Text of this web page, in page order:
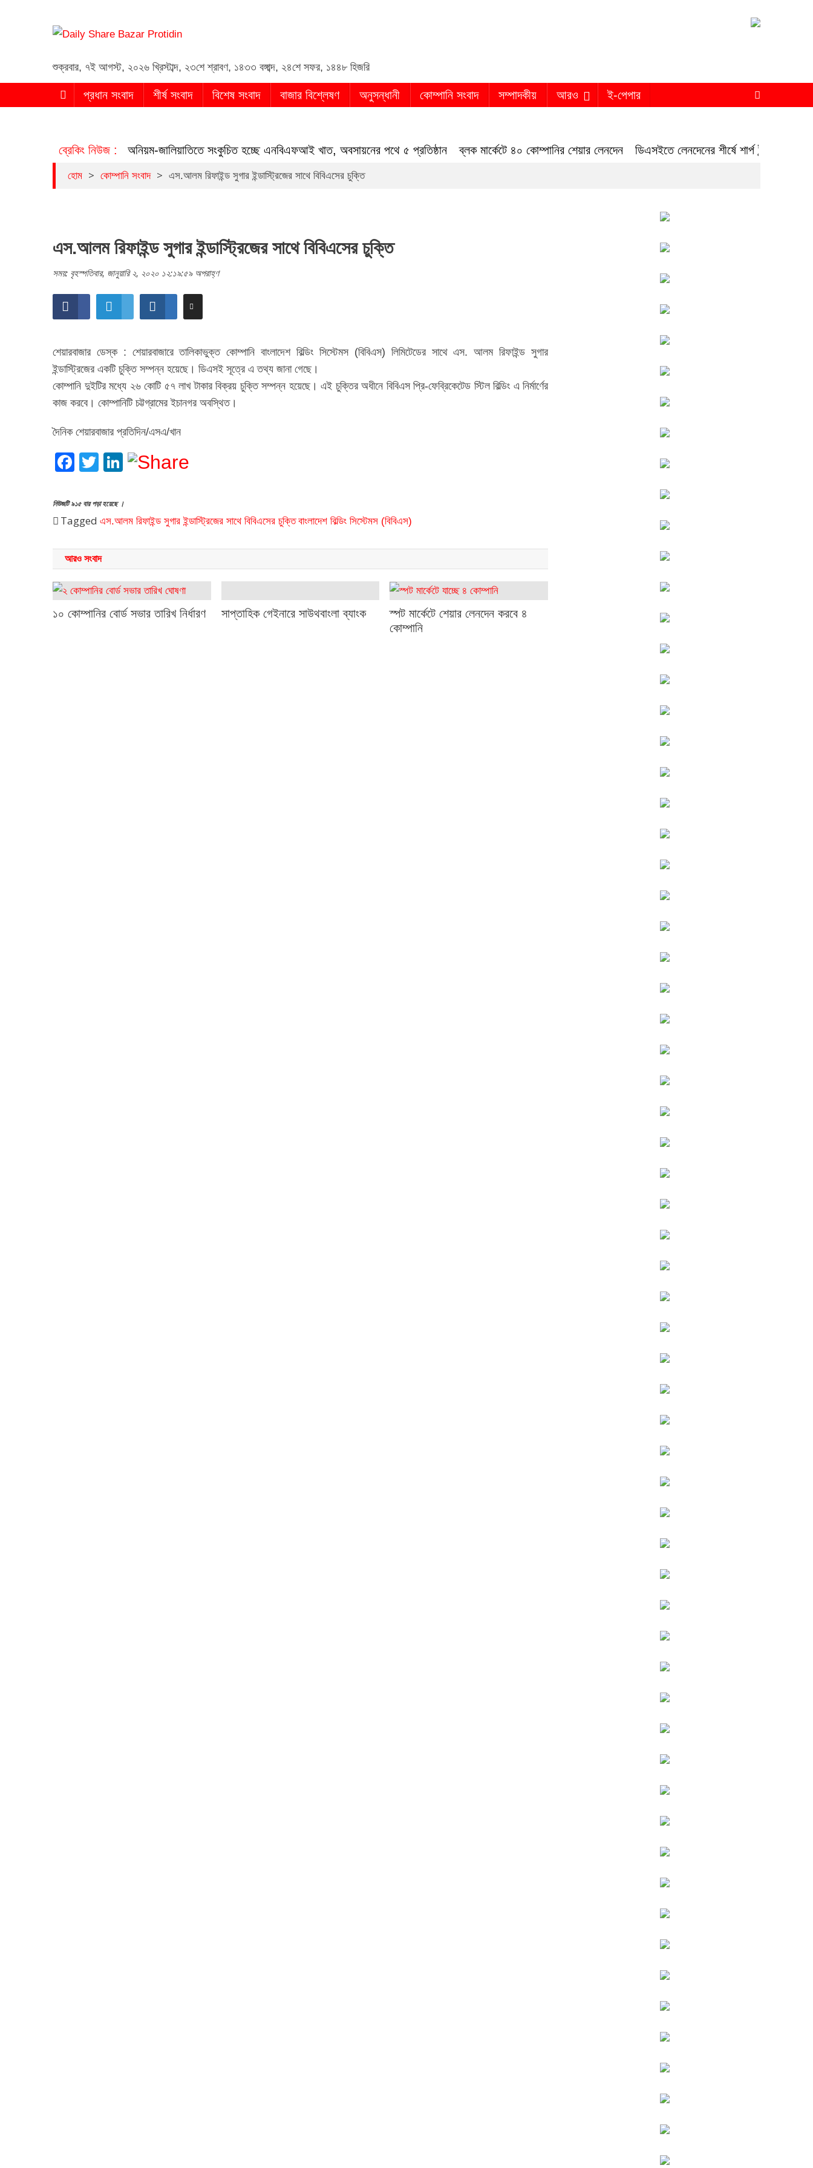
শুক্রবার, ৭ই আগস্ট, ২০২৬ খ্রিস্টাব্দ, ২৩শে শ্রাবণ, ১৪৩৩ বঙ্গাব্দ, ২৪শে সফর, ১৪৪৮ হিজরি
প্রধান সংবাদ শীর্ষ সংবাদ বিশেষ সংবাদ বাজার বিশ্লেষণ অনুসন্ধানী কোম্পানি সংবাদ সম্পাদকীয় আরও ই-পেপার
ব্রেকিং নিউজ : অনিয়ম-জালিয়াতিতে সংকুচিত হচ্ছে এনবিএফআই খাত, অবসায়নের পথে ৫ প্রতিষ্ঠান ব্লক মার্কেটে ৪০ কোম্পানির শেয়ার লেনদেন ডিএসইতে লেনদেনের শীর্ষে শার্প ইন্ডাস্ট্রিজ
হোম > কোম্পানি সংবাদ > এস.আলম রিফাইন্ড সুগার ইন্ডাস্ট্রিজের সাথে বিবিএসের চুক্তি
এস.আলম রিফাইন্ড সুগার ইন্ডাস্ট্রিজের সাথে বিবিএসের চুক্তি
সময়: বৃহস্পতিবার, জানুয়ারি ২, ২০২০ ১২:১৯:৫৯ অপরাহ্ণ
শেয়ারবাজার ডেস্ক : শেয়ারবাজারে তালিকাভুক্ত কোম্পানি বাংলাদেশ বিল্ডিং সিস্টেমস (বিবিএস) লিমিটেডের সাথে এস. আলম রিফাইন্ড সুগার
ইন্ডাস্ট্রিজের একটি চুক্তি সম্পন্ন হয়েছে। ডিএসই সূত্রে এ তথ্য জানা গেছে।
কোম্পানি দুইটির মধ্যে ২৬ কোটি ৫৭ লাখ টাকার বিক্রয় চুক্তি সম্পন্ন হয়েছে। এই চুক্তির অধীনে বিবিএস প্রি-ফেব্রিকেটেড স্টিল বিল্ডিং এ নির্মার্ণের
কাজ করবে। কোম্পানিটি চট্টগ্রামের ইচানগর অবস্থিত।
দৈনিক শেয়ারবাজার প্রতিদিন/এসএ/খান
Facebook
Twitter
LinkedIn
নিউজটি ৯১৫ বার পড়া হয়েছে ।
Tagged এস.আলম রিফাইন্ড সুগার ইন্ডাস্ট্রিজের সাথে বিবিএসের চুক্তি বাংলাদেশ বিল্ডিং সিস্টেমস (বিবিএস)
আরও সংবাদ
১০ কোম্পানির বোর্ড সভার তারিখ নির্ধারণ সাপ্তাহিক গেইনারে সাউথবাংলা ব্যাংক
স্পট মার্কেটে শেয়ার লেনদেন করবে ৪
কোম্পানি